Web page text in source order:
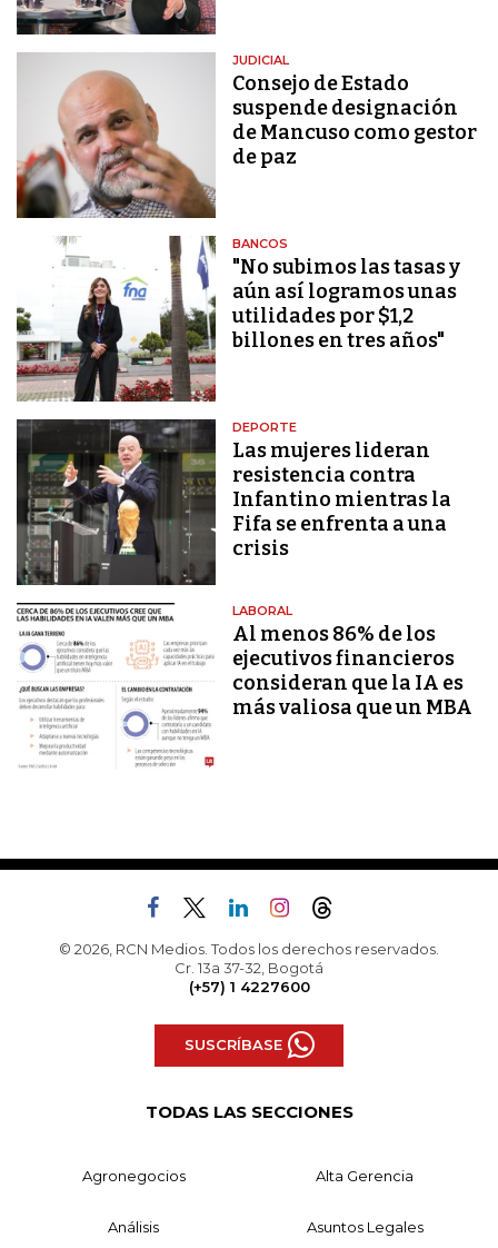
JUDICIAL
Consejo de Estado
suspende designación
de Mancuso como gestor
de paz
BANCOS
"No subimos las tasas y
aún así logramos unas
utilidades por $1,2
billones en tres años"
DEPORTE
Las mujeres lideran
resistencia contra
Infantino mientras la
Fifa se enfrenta a una
crisis
LABORAL
Al menos 86% de los
ejecutivos financieros
consideran que la IA es
más valiosa que un MBA
© 2026, RCN Medios. Todos los derechos reservados.
Cr. 13a 37-32, Bogotá
(+57) 1 4227600
SUSCRÍBASE
TODAS LAS SECCIONES
Agronegocios Alta Gerencia
Análisis Asuntos Legales